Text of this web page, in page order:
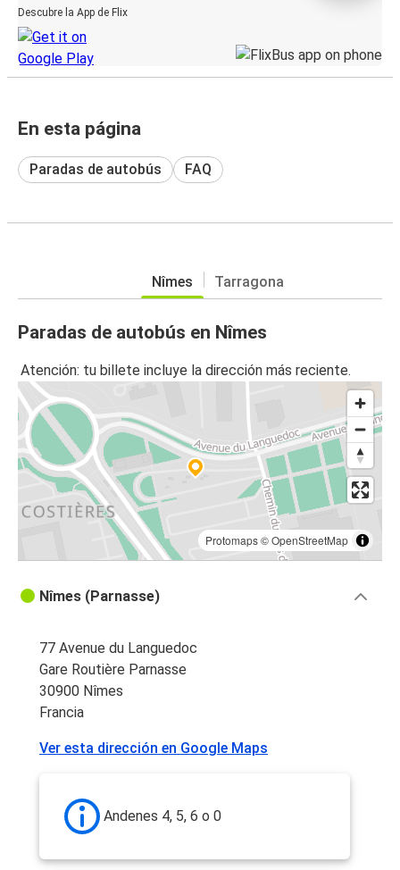
Descubre la App de Flix
En esta página
Paradas de autobús FAQ
Nîmes Tarragona
Paradas de autobús en Nîmes
Atención: tu billete incluye la dirección más reciente.
Protomaps©OpenStreetMap
Nîmes (Parnasse)
77 Avenue du Languedoc
Gare Routière Parnasse
30900 Nîmes
Francia
Ver esta dirección en Google Maps
Andenes 4, 5, 6 o 0